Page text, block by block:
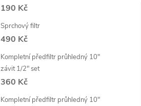
190 Kč
Sprchový filtr
490 Kč
Kompletní předfiltr průhledný 10"
závit 1/2" set
360 Kč
Kompletní předfiltr průhledný 10"